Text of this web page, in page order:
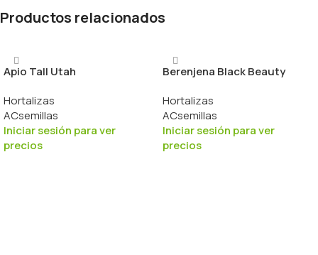
Productos relacionados
Apio Tall Utah
Hortalizas
ACsemillas
Iniciar sesión para ver
precios
Berenjena Black Beauty
Hortalizas
ACsemillas
Iniciar sesión para ver
precios